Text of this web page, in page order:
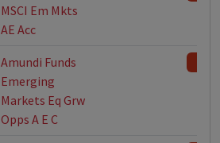
MSCI Em Mkts
AE Acc
Amundi Funds
Emerging
Markets Eq Grw
Opps A E C